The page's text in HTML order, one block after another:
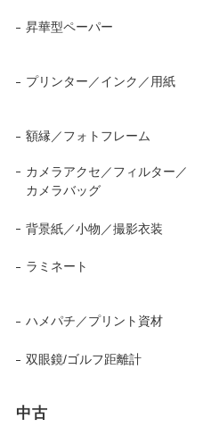
昇華型ペーパー
プリンター／インク／用紙
額縁／フォトフレーム
カメラアクセ／フィルター／
カメラバッグ
背景紙／小物／撮影衣装
ラミネート
ハメパチ／プリント資材
双眼鏡/ゴルフ距離計
中古